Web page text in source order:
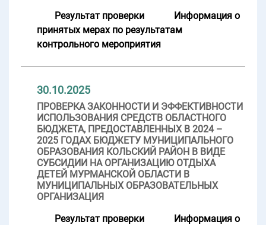
Результат проверки
Информация о
принятых мерах по результатам
контрольного мероприятия
30.10.2025
ПРОВЕРКА ЗАКОННОСТИ И ЭФФЕКТИВНОСТИ
ИСПОЛЬЗОВАНИЯ СРЕДСТВ ОБЛАСТНОГО
БЮДЖЕТА, ПРЕДОСТАВЛЕННЫХ В 2024 –
2025 ГОДАХ БЮДЖЕТУ МУНИЦИПАЛЬНОГО
ОБРАЗОВАНИЯ КОЛЬСКИЙ РАЙОН В ВИДЕ
СУБСИДИИ НА ОРГАНИЗАЦИЮ ОТДЫХА
ДЕТЕЙ МУРМАНСКОЙ ОБЛАСТИ В
МУНИЦИПАЛЬНЫХ ОБРАЗОВАТЕЛЬНЫХ
ОРГАНИЗАЦИЯ
Результат проверки
Информация о